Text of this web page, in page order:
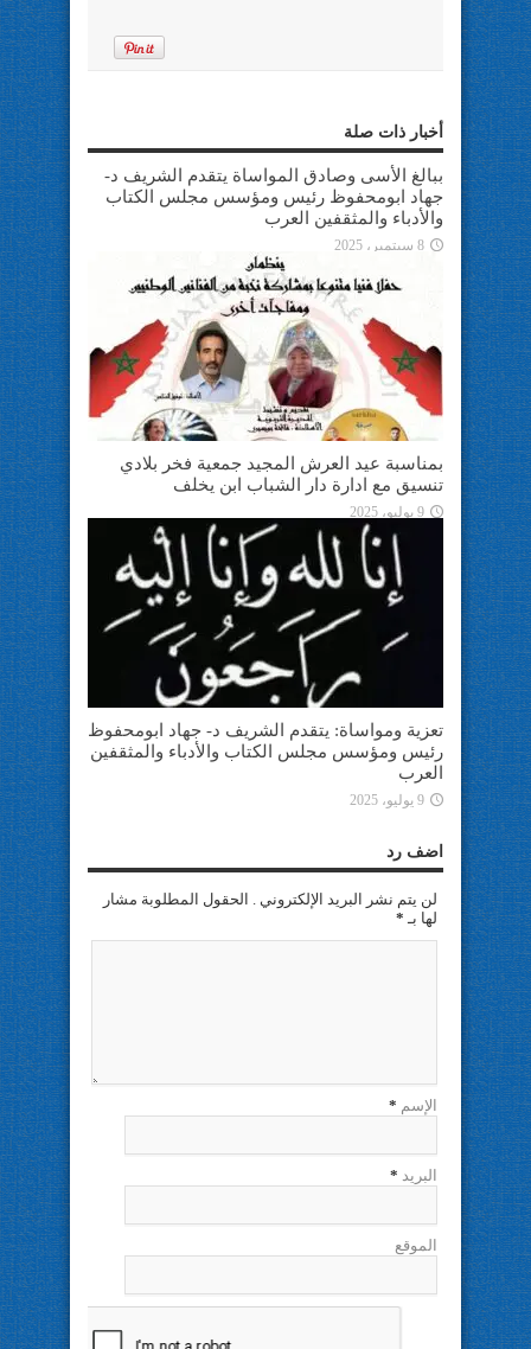
أخبار ذات صلة
ببالغ الأسى وصادق المواساة يتقدم الشريف د-
جهاد ابومحفوظ رئيس ومؤسس مجلس الكتاب
والأدباء والمثقفين العرب
8 سبتمبر، 2025
بمناسبة عيد العرش المجيد جمعية فخر بلادي
تنسيق مع ادارة دار الشباب ابن يخلف
9 يوليو، 2025
تعزية ومواساة: يتقدم الشريف د- جهاد ابومحفوظ
رئيس ومؤسس مجلس الكتاب والأدباء والمثقفين
العرب
9 يوليو، 2025
اضف رد
لن يتم نشر البريد الإلكتروني . الحقول المطلوبة مشار
لها بـ *
الإسم *
البريد *
الموقع